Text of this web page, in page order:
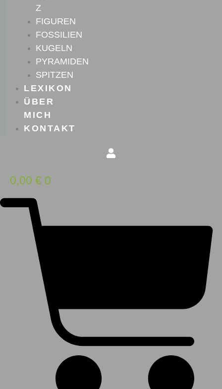
Z
FIGUREN
FOSSILIEN
KUGELN
PYRAMIDEN
SPITZEN
LEXIKON
ÜBER
MICH
KONTAKT
0,00 € 0